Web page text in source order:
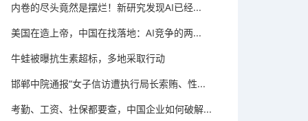
内卷的尽头竟然是摆烂！新研究发现AI已经...
美国在造上帝，中国在找落地：AI竞争的两...
牛蛙被曝抗生素超标，多地采取行动
邯郸中院通报“女子信访遭执行局长索贿、性...
考勤、工资、社保都要查，中国企业如何破解...